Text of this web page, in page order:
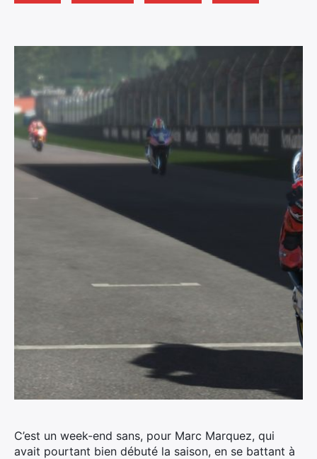
C’est un week-end sans, pour Marc Marquez, qui
avait pourtant bien débuté la saison, en se battant à